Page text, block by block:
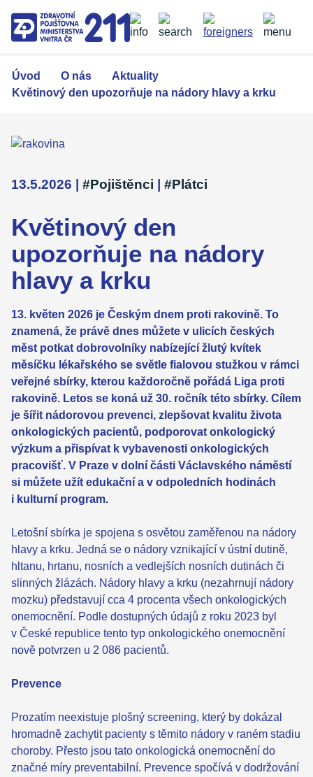
hlavnímu
Úvod
O nás
Aktuality
Květinový den upozorňuje na nádory hlavy a krku
13.5.2026 | #Pojištěnci | #Plátci
Květinový den
upozorňuje na nádory
hlavy a krku
13. květen 2026 je Českým dnem proti rakovině. To
znamená, že právě dnes můžete v ulicích českých
měst potkat dobrovolníky nabízející žlutý kvítek
měsíčku lékařského se světle fialovou stužkou v rámci
veřejné sbírky, kterou každoročně pořádá Liga proti
rakovině. Letos se koná už 30. ročník této sbírky. Cílem
je šířit nádorovou prevenci, zlepšovat kvalitu života
onkologických pacientů, podporovat onkologický
výzkum a přispívat k vybavenosti onkologických
pracovišť. V Praze v dolní části Václavského náměstí
si můžete užít edukační a v odpoledních hodinách
i kulturní program.
Letošní sbírka je spojena s osvětou zaměřenou na nádory
hlavy a krku. Jedná se o nádory vznikající v ústní dutině,
hltanu, hrtanu, nosních a vedlejších nosních dutinách či
slinných žlázách. Nádory hlavy a krku (nezahrnují nádory
mozku) představují cca 4 procenta všech onkologických
onemocnění. Podle dostupných údajů z roku 2023 byl
v České republice tento typ onkologického onemocnění
nově potvrzen u 2 086 pacientů.
Prevence
Prozatím neexistuje plošný screening, který by dokázal
hromadně zachytit pacienty s těmito nádory v raném stadiu
choroby. Přesto jsou tato onkologická onemocnění do
značné míry preventabilní. Prevence spočívá v dodržování